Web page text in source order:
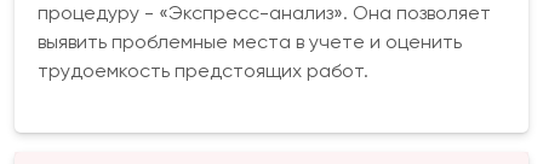
процедуру - «Экспресс-анализ». Она позволяет
выявить проблемные места в учете и оценить
трудоемкость предстоящих работ.